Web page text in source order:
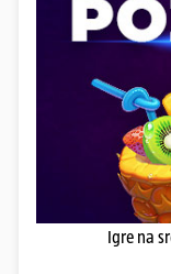
Igre na